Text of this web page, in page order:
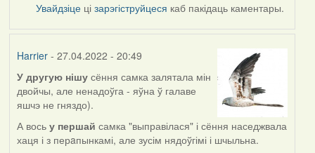
Увайдзіце цізарэгіструйцеся каб пакідаць каментары.
Harrier- 27.04.2022 - 20:49
У другую нішу сёння самка залятала мін
двойчы, але ненадоўга - яўна ў галаве
яшчэ не гняздо).
А вось у першай самка "выправілася" і сёння наседжвала
хаця і з перaпынкамі, але зусім нядоўгімі і шчыльна.